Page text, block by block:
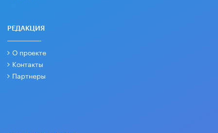
РЕДАКЦИЯ
О проекте
Контакты
Партнеры